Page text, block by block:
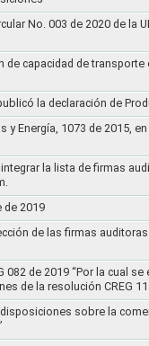
No. 003 de 2020 de la
capacidad de
la declaración de
Energía, 1073 de 2015,
la lista de firmas
de 2019
de las firmas
de 2019 “Por la cual
de la resolución CREG
sobre la